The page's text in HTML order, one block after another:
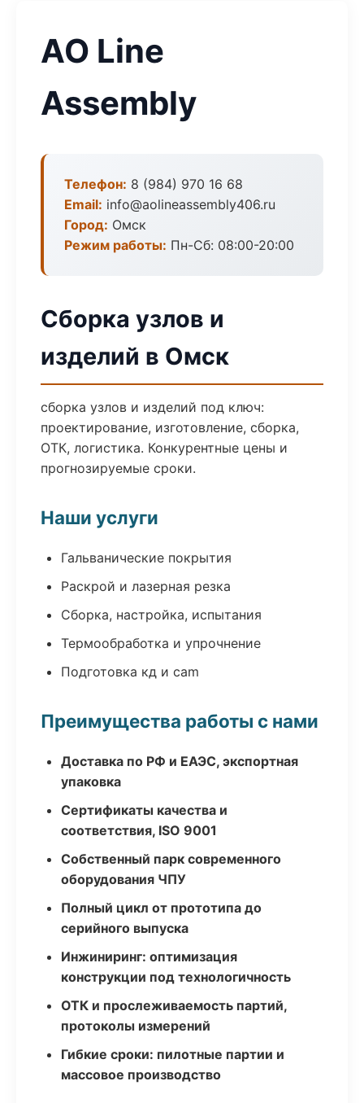
АО Line
Assembly
Телефон: 8 (984) 970 16 68
Email: info@aolineassembly406.ru
Город: Омск
Режим работы: Пн-Сб: 08:00-20:00
Сборка узлов и
изделий в Омск
сборка узлов и изделий под ключ:
проектирование, изготовление, сборка,
ОТК, логистика. Конкурентные цены и
прогнозируемые сроки.
Наши услуги
Гальванические покрытия
Раскрой и лазерная резка
Сборка, настройка, испытания
Термообработка и упрочнение
Подготовка кд и cam
Преимущества работы с нами
Доставка по РФ и ЕАЭС, экспортная
упаковка
Сертификаты качества и
соответствия, ISO 9001
Собственный парк современного
оборудования ЧПУ
Полный цикл от прототипа до
серийного выпуска
Инжиниринг: оптимизация
конструкции под технологичность
ОТК и прослеживаемость партий,
протоколы измерений
Гибкие сроки: пилотные партии и
массовое производство